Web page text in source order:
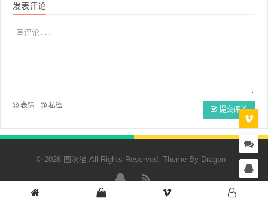
发表评论
表情 私密 提交评论
© 2026 图次猫 All Rights Reserved. Theme By Dragon